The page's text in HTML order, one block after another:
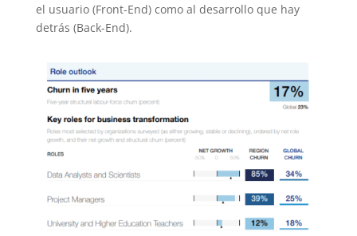
el usuario (Front-End) como al desarrollo que hay
detrás (Back-End).